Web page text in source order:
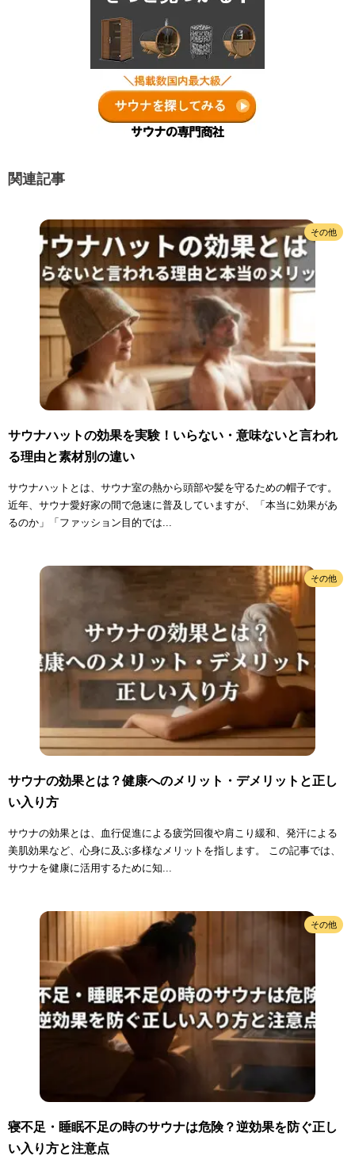
関連記事
その他
サウナハットの効果を実験！いらない・意味ないと言われ
る理由と素材別の違い
サウナハットとは、サウナ室の熱から頭部や髪を守るための帽子です。
近年、サウナ愛好家の間で急速に普及していますが、「本当に効果があ
るのか」「ファッション目的では...
その他
サウナの効果とは？健康へのメリット・デメリットと正し
い入り方
サウナの効果とは、血行促進による疲労回復や肩こり緩和、発汗による
美肌効果など、心身に及ぶ多様なメリットを指します。 この記事では、
サウナを健康に活用するために知...
その他
寝不足・睡眠不足の時のサウナは危険？逆効果を防ぐ正し
い入り方と注意点